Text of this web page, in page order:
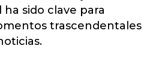
sido clave para
trascendentales